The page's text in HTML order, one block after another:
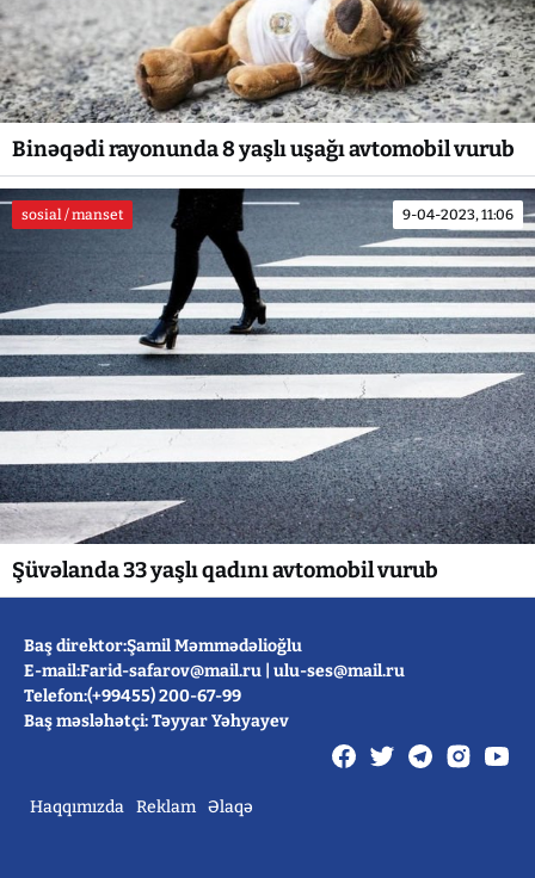
Binəqədi rayonunda 8 yaşlı uşağı avtomobil vurub
sosial / manset 9-04-2023, 11:06
Şüvəlanda 33 yaşlı qadını avtomobil vurub
Baş direktor:Şamil Məmmədəlioğlu
E-mail:Farid-safarov@mail.ru ulu-ses@mail.ru
Telefon:(+99455) 200-67-99
Baş məsləhətçi: Təyyar Yəhyayev
Haqqımızda Reklam Əlaqə